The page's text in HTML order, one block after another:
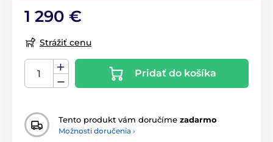
1 290 €
Strážiť cenu
Pridať do košíka
Tento produkt vám doručíme zadarmo
Možnosti doručenia ›